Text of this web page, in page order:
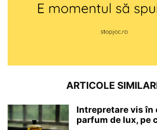
ARTICOLE
Intrepretare vis în
parfum de lux, pe